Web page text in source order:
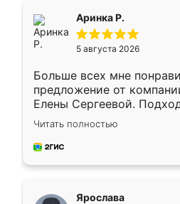
Аринка Р.
5 августа 2026
Больше всех мне
предложение от
Елены Сергеевой.
короткие сроки
для замера сотрудник
предложил по моему
Читать полностью
Ярослава